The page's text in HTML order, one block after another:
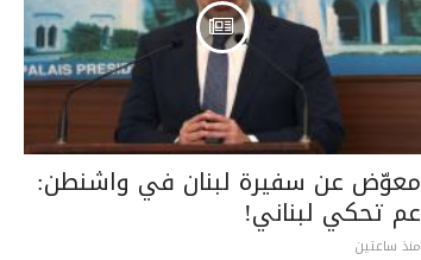
معوّض عن سفيرة لبنان في واشنطن:
عم تحكي لبناني!
منذ ساعتين